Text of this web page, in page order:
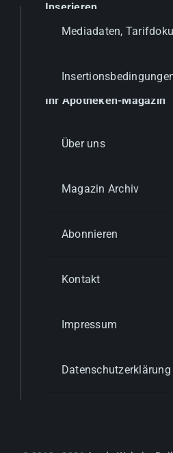
Inserieren
Mediadaten,
Ihr Apotheken-Magazin
Über uns
Magazin Archiv
Abonnieren
Kontakt
Impressum
Datenschutzerklärung